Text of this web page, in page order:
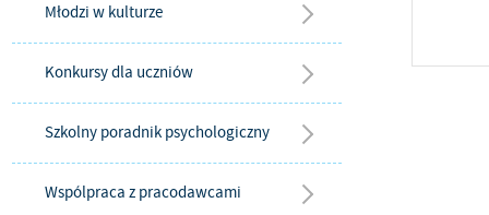
Młodzi w kulturze
Konkursy dla uczniów
Szkolny poradnik psychologiczny
Wspólpraca z pracodawcami